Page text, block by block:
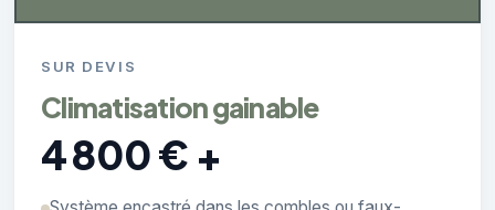
SUR DEVIS
Climatisation gainable
4 800 € +